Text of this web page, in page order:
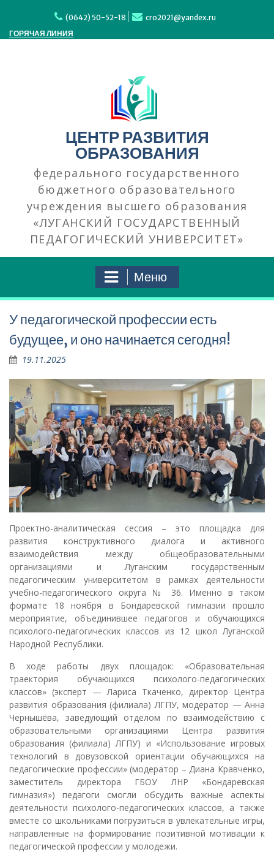
содержимому
(0642) 50-52-18
cro2021@yandex.ru
ГОРЯЧАЯ ЛИНИЯ
ЦЕНТР РАЗВИТИЯ
ОБРАЗОВАНИЯ
федерального государственного
бюджетного образовательного
учреждения высшего образования
«ЛУГАНСКИЙ ГОСУДАРСТВЕННЫЙ
ПЕДАГОГИЧЕСКИЙ УНИВЕРСИТЕТ»
Меню
У педагогической профессии есть
будущее, и оно начинается сегодня!
19.11.2025
Проектно-аналитическая сессия – это площадка для
развития конструктивного диалога и активного
взаимодействия между общеобразовательными
организациями и Луганским государственным
педагогическим университетом в рамках деятельности
учебно-педагогического округа № 36. Именно в таком
формате 18 ноября в Бондаревской гимназии прошло
мероприятие, объединившее педагогов и обучающихся
психолого-педагогических классов из 12 школ Луганской
Народной Республики.
В ходе работы двух площадок: «Образовательная
траектория обучающихся психолого-педагогических
классов» (эксперт — Лариса Ткаченко, директор Центра
развития образования (филиала) ЛГПУ, модератор — Анна
Чернышёва, заведующий отделом по взаимодействию с
образовательными организациями Центра развития
образования (филиала) ЛГПУ) и «Использование игровых
технологий в довузовской ориентации обучающихся на
педагогические профессии» (модератор – Диана Кравченко,
заместитель директора ГБОУ ЛНР «Бондаревская
гимназия») педагоги смогли обсудить важные аспекты
деятельности психолого-педагогических классов, а также
вместе со школьниками погрузиться в увлекательные игры,
направленные на формирование позитивной мотивации к
педагогической профессии у молодежи.